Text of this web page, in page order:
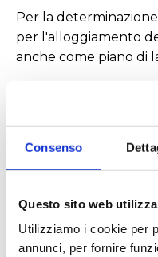
Consenso
Questo sito web
Utilizziamo i cookie per
annunci, per fornire
Per la
per l'alloggiamento
anche come piano di